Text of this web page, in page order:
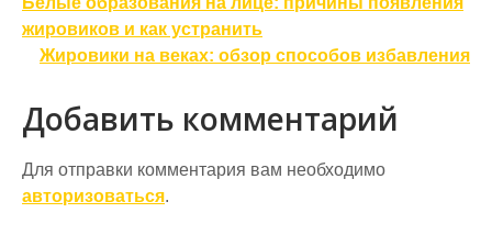
по
записям
жировиков и как устранить
Жировики на веках: обзор способов избавления
Добавить комментарий
Для отправки комментария вам необходимо
авторизоваться.